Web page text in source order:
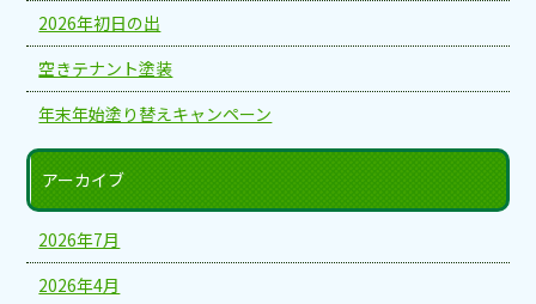
2026年初日の出
空きテナント塗装
年末年始塗り替えキャンペーン
アーカイブ
2026年7月
2026年4月